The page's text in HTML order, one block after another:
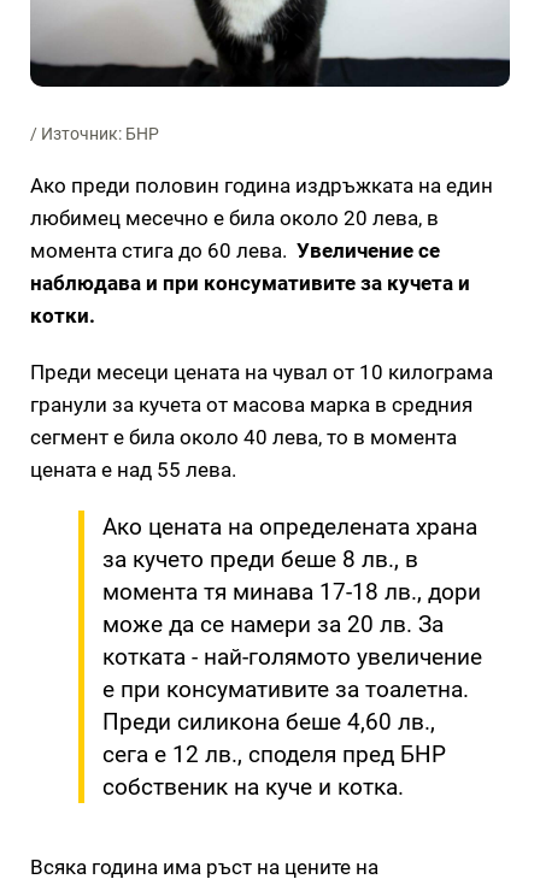
/ Източник: БНР
Ако преди половин година издръжката на един
любимец месечно е била около 20 лева, в
момента стига до 60 лева. Увеличение се
наблюдава и при консумативите за кучета и
котки.
Преди месеци цената на чувал от 10 килограма
гранули за кучета от масова марка в средния
сегмент е била около 40 лева, то в момента
цената е над 55 лева.
Ако цената на определената храна
за кучето преди беше 8 лв., в
момента тя минава 17-18 лв., дори
може да се намери за 20 лв. За
котката - най-голямото увеличение
е при консумативите за тоалетна.
Преди силикона беше 4,60 лв.,
сега е 12 лв., споделя пред БНР
собственик на куче и котка.
Всяка година има ръст на цените на